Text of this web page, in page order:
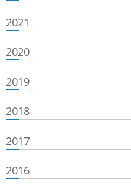
2021
2020
2019
2018
2017
2016